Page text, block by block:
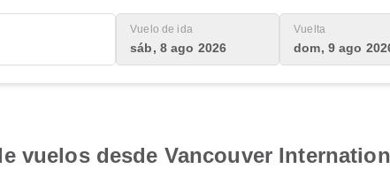
Vuelo de ida
sáb, 8 ago 2026
Vuelta
dom, 9 ago
vuelos desde Vancouver